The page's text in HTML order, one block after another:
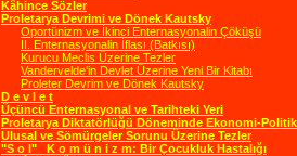
Kâhince Sözler
Proletarya Devrimi ve Dönek Kautsky
Oportünizm ve İkinci Enternasyonalin Çöküşü
II. Enternasyonalin İflası (Batkısı)
Kurucu Meclis Üzerine Tezler
Vandervelde'in Devlet Üzerine Yeni Bir Kitabı
Proleter Devrim ve Dönek Kautsky
D e v l e t
Üçüncü Enternasyonal ve Tarihteki Yeri
Proletarya Diktatörlüğü Döneminde Ekonomi-
Ulusal ve Sömürgeler Sorunu Üzerine Tezler
"S o l" K o m ü n i z m: Bir Çocukluk Hastalığı